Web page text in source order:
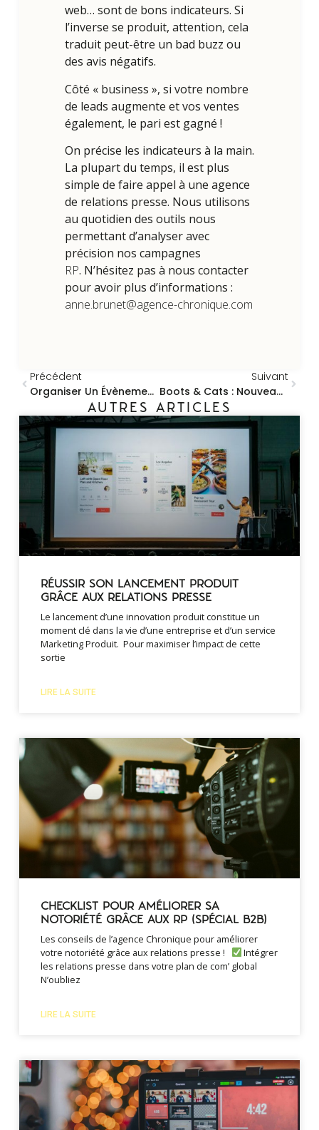
web… sont de bons indicateurs. Si
l’inverse se produit, attention, cela
traduit peut-être un bad buzz ou
des avis négatifs.
Côté « business », si votre nombre
de leads augmente et vos ventes
également, le pari est gagné !
On précise les indicateurs à la main.
La plupart du temps, il est plus
simple de faire appel à une agence
de relations presse. Nous utilisons
au quotidien des outils nous
permettant d’analyser avec
précision nos campagnes
RP. N’hésitez pas à nous contacter
pour avoir plus d’informations :
anne.brunet@agence-chronique.com
Précédent
Organiser Un Évènement Digital
Suivant
Boots & Cats : Nouveau Modèle D’agence De Communication
AUTRES ARTICLES
RÉUSSIR SON LANCEMENT PRODUIT
GRÂCE AUX RELATIONS PRESSE
Le lancement d’une innovation produit constitue un
moment clé dans la vie d’une entreprise et d’un service
Marketing Produit. Pour maximiser l’impact de cette
sortie
LIRE LA SUITE
CHECKLIST POUR AMÉLIORER SA
NOTORIÉTÉ GRÂCE AUX RP (SPÉCIAL B2B)
Les conseils de l’agence Chronique pour améliorer
votre notoriété grâce aux relations presse !
Intégrer
les relations presse dans votre plan de com’ global
N’oubliez
LIRE LA SUITE